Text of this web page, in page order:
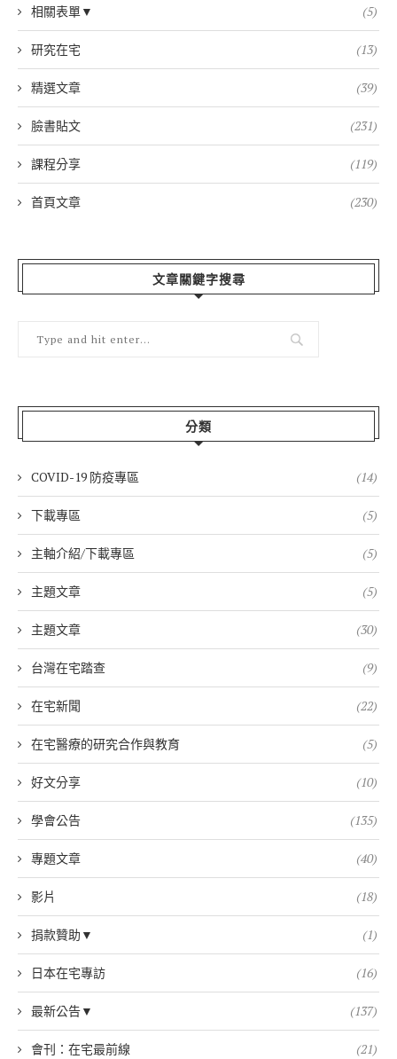
相關表單▼ (5)
研究在宅 (13)
精選文章 (39)
臉書貼文 (231)
課程分享 (119)
首頁文章 (230)
文章關鍵字搜尋
分類
COVID-19 防疫專區 (14)
下載專區 (5)
主軸介紹/下載專區 (5)
主題文章 (5)
主題文章 (30)
台灣在宅踏查 (9)
在宅新聞 (22)
在宅醫療的研究合作與教育 (5)
好文分享 (10)
學會公告 (135)
專題文章 (40)
影片 (18)
捐款贊助▼ (1)
日本在宅專訪 (16)
最新公告▼ (137)
會刊：在宅最前線 (21)